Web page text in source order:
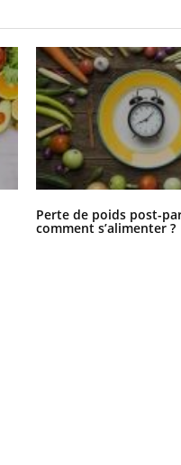
Perte de poids post-
comment s’alimenter ?